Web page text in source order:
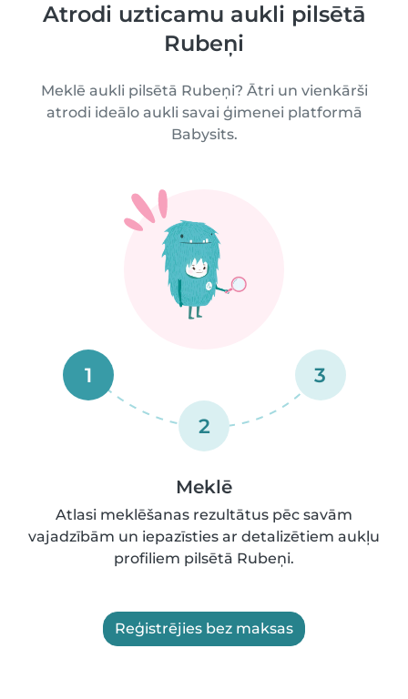
Atrodi uzticamu aukli pilsētā
Rubeņi
Meklē aukli pilsētā Rubeņi? Ātri un vienkārši
atrodi ideālo aukli savai ģimenei platformā
Babysits.
1
2
3
Meklē
Atlasi meklēšanas rezultātus pēc savām
vajadzībām un iepazīsties ar detalizētiem aukļu
profiliem pilsētā Rubeņi.
Reģistrējies bez maksas